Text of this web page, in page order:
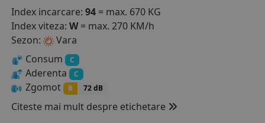
Index incarcare: 94 = max. 670 KG
Index viteza: W= max. 270 KM/h
Sezon:
Vara
Consum
C
Aderenta C
Zgomot B 72 dB
Citeste mai mult despre etichetare